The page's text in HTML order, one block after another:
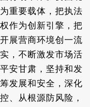
重要载体，把执法
作为创新引擎，把
展营商环境创一流
，不断激发市场活
安甘肃，坚持和发
发展和安全，深化
、从根源防风险，